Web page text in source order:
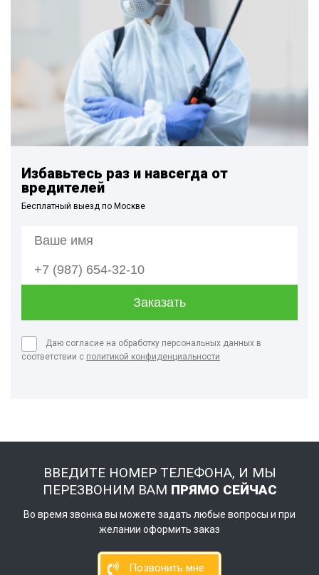
Избавьтесь раз и навсегда от
вредителей
Бесплатный выезд по Москве
Даю согласие на обработку персональных данных в
соответствии с политикой конфиденциальности
ВВЕДИТЕ НОМЕР ТЕЛЕФОНА, И МЫ
ПЕРЕЗВОНИМ ВАМ ПРЯМО СЕЙЧАС
Во время звонка вы можете задать любые вопросы и при
желании оформить заказ
Позвонить мне